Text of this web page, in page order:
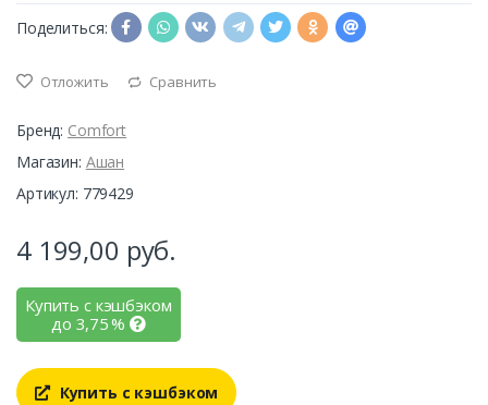
Поделиться:
Отложить Сравнить
Бренд: Comfort
Магазин: Ашан
Артикул: 779429
4 199,00 руб.
Купить с кэшбэком
до 3,75%
Купить с кэшбэком